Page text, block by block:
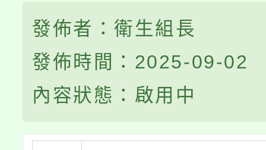
發佈者：衛生組長
發佈時間：2025-09-02
內容狀態：啟用中